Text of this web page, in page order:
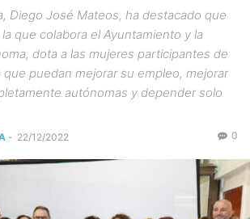
Diego José Mateos, ha destacado que
la que colabora el Ayuntamiento y la
dota a las mujeres participantes de
que puedan mejorar su empleo, mejorar
autónomas y depender solo
- 22/12/2022 0